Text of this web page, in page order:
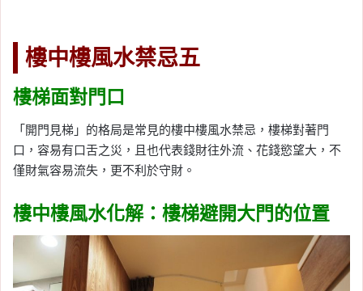
樓中樓風水禁忌五
樓梯面對門口
「開門見梯」的格局是常見的樓中樓風水禁忌，樓梯對著門
口，容易有口舌之災，且也代表錢財往外流、花錢慾望大，不
僅財氣容易流失，更不利於守財。
樓中樓風水化解：樓梯避開大門的位置